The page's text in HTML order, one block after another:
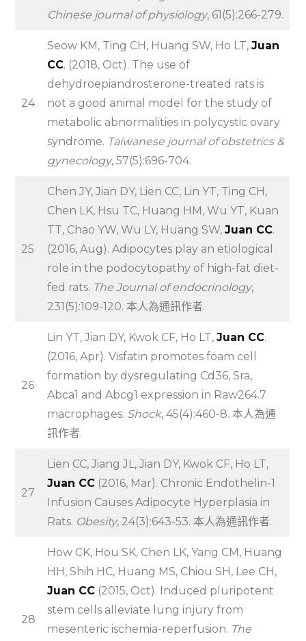
Chinese journal of physiology, 61(5):266-279.
24
Seow KM, Ting CH, Huang SW, Ho LT,Juan
CC. (2018, Oct). The use of
dehydroepiandrosterone-treated rats is
not a good animal model for the study of
metabolic abnormalities in polycystic ovary
syndrome. Taiwanese journal of obstetrics &
gynecology, 57(5):696-704.
25
Chen JY, Jian DY, Lien CC, Lin YT, Ting CH,
Chen LK, Hsu TC, Huang HM, Wu YT, Kuan
TT, Chao YW, Wu LY, Huang SW,Juan CC.
(2016, Aug). Adipocytes play an etiological
role in the podocytopathy of high-fat diet-
fed rats. The Journal of endocrinology,
231(5):109-120. 本人為通訊作者.
26
Lin YT, Jian DY, Kwok CF, Ho LT,Juan CC.
(2016, Apr). Visfatin promotes foam cell
formation by dysregulating Cd36, Sra,
Abca1 and Abcg1 expression in Raw264.7
macrophages. Shock, 45(4):460-8. 本人為通
訊作者.
27
Lien CC, Jiang JL, Jian DY, Kwok CF, Ho LT,
Juan CC (2016, Mar). Chronic Endothelin-1
Infusion Causes Adipocyte Hyperplasia in
Rats. Obesity, 24(3):643-53. 本人為通訊作者.
28
How CK, Hou SK, Chen LK, Yang CM, Huang
HH, Shih HC, Huang MS, Chiou SH, Lee CH,
Juan CC (2015, Oct). Induced pluripotent
stem cells alleviate lung injury from
mesenteric ischemia-reperfusion. The